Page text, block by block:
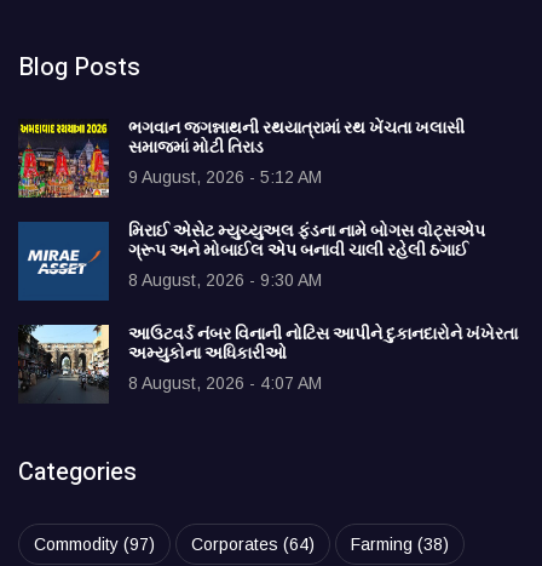
Blog Posts
ભગવાન જગન્નાથની રથયાત્રામાં રથ ખેંચતા ખલાસી
સમાજમાં મોટી તિરાડ
9 August, 2026 - 5:12 AM
મિરાઈ એસેટ મ્યુચ્યુઅલ ફંડના નામે બોગસ વોટ્સએપ
ગ્રૂપ અને મોબાઈલ એપ બનાવી ચાલી રહેલી ઠગાઈ
8 August, 2026 - 9:30 AM
આઉટવર્ડ નંબર વિનાની નોટિસ આપીને દુકાનદારોને ખંખેરતા
અમ્યુકોના અધિકારીઓ
8 August, 2026 - 4:07 AM
Categories
Commodity (97) Corporates (64) Farming (38)